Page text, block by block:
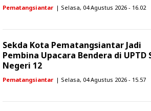
Pematangsiantar | Selasa, 04 Agustus 2026 - 16.02
Sekda Kota Pematangsiantar Jadi
Pembina Upacara Bendera di UPTD
Negeri 12
Pematangsiantar | Selasa, 04 Agustus 2026 - 15.57